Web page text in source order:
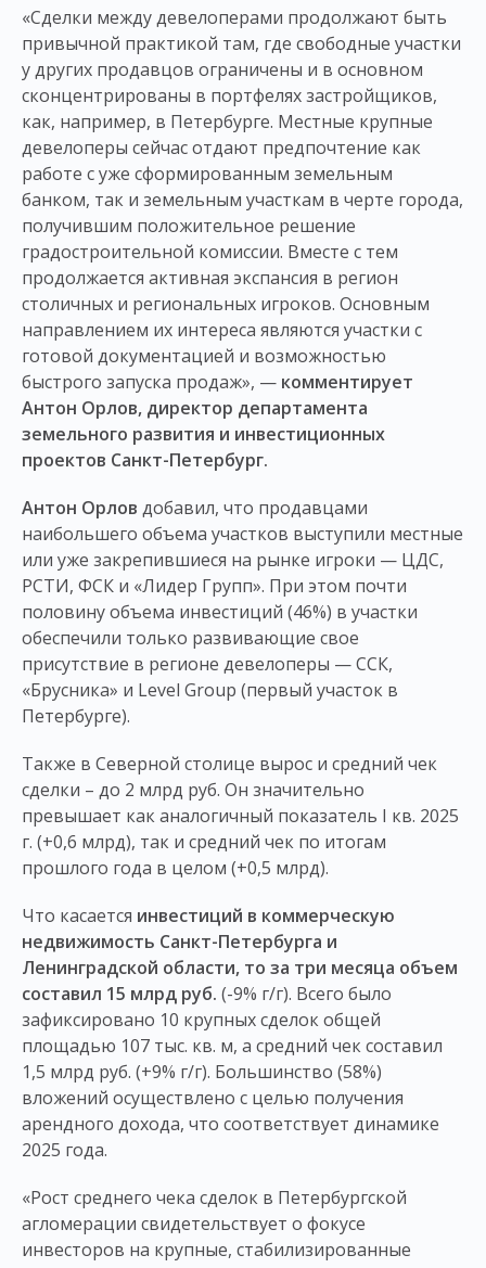
«Сделки между девелоперами продолжают быть
привычной практикой там, где свободные участки
у других продавцов ограничены и в основном
сконцентрированы в портфелях застройщиков,
как, например, в Петербурге. Местные крупные
девелоперы сейчас отдают предпочтение как
работе с уже сформированным земельным
банком, так и земельным участкам в черте города,
получившим положительное решение
градостроительной комиссии. Вместе с тем
продолжается активная экспансия в регион
столичных и региональных игроков. Основным
направлением их интереса являются участки с
готовой документацией и возможностью
быстрого запуска продаж», — комментирует
Антон Орлов, директор департамента
земельного развития и инвестиционных
проектов Санкт-Петербург.
Антон Орлов добавил, что продавцами
наибольшего объема участков выступили местные
или уже закрепившиеся на рынке игроки — ЦДС,
РСТИ, ФСК и «Лидер Групп». При этом почти
половину объема инвестиций (46%) в участки
обеспечили только развивающие свое
присутствие в регионе девелоперы — ССК,
«Брусника» и Level Group (первый участок в
Петербурге).
Также в Северной столице вырос и средний чек
сделки – до 2 млрд руб. Он значительно
превышает как аналогичный показатель I кв. 2025
г. (+0,6 млрд), так и средний чек по итогам
прошлого года в целом (+0,5 млрд).
Что касается инвестиций в коммерческую
недвижимость Санкт-Петербурга и
Ленинградской области, то за три месяца объем
составил 15 млрд руб. (-9% г/г). Всего было
зафиксировано 10 крупных сделок общей
площадью 107 тыс. кв. м, а средний чек составил
1,5 млрд руб. (+9% г/г). Большинство (58%)
вложений осуществлено с целью получения
арендного дохода, что соответствует динамике
2025 года.
«Рост среднего чека сделок в Петербургской
агломерации свидетельствует о фокусе
инвесторов на крупные, стабилизированные